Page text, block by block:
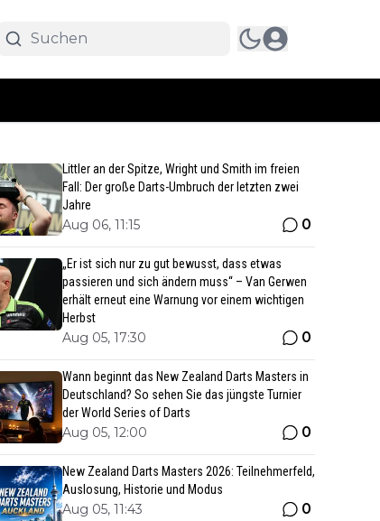
Littler an der Spitze, Wright und Smith im freien
Fall: Der große Darts-Umbruch der letzten zwei
Jahre
Aug 06, 11:15 0
„Er ist sich nur zu gut bewusst, dass etwas
passieren und sich ändern muss“ – Van Gerwen
erhält erneut eine Warnung vor einem wichtigen
Herbst
Aug 05, 17:30 0
Wann beginnt das New Zealand Darts Masters in
Deutschland? So sehen Sie das jüngste Turnier
der World Series of Darts
Aug 05, 12:00 0
New Zealand Darts Masters 2026: Teilnehmerfeld,
Auslosung, Historie und Modus
Aug 05, 11:43 0